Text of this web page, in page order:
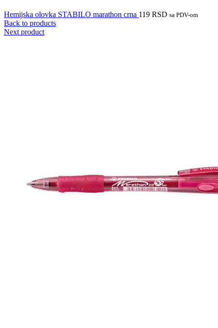
Hemijska olovka STABILO marathon crna 119 RSD sa PDV-om
Back to products
Next product